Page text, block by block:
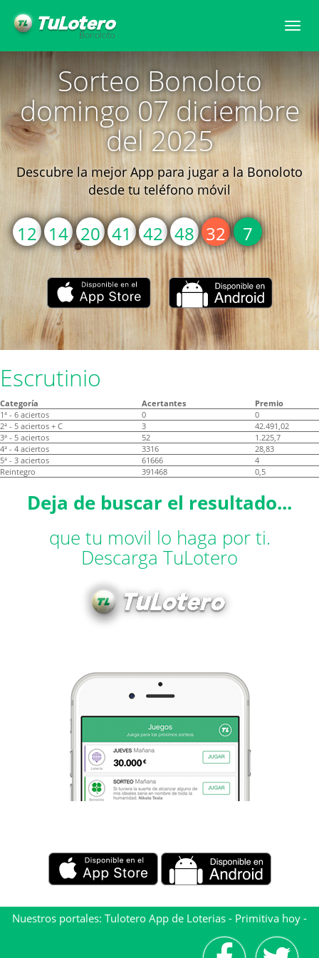
Sorteo Bonoloto
domingo 07 diciembre
del 2025
Descubre la mejor App para jugar a la Bonoloto
desde tu teléfono móvil
12 14 20 41 42 48 32 7
Escrutinio
Categoría Acertantes
Premio
1ª - 6 aciertos
0
0
2ª - 5 aciertos + C
3
42.491,02
3ª - 5 aciertos
52
1.225,7
4ª - 4 aciertos
3316
28,83
5ª - 3 aciertos
61666
4
Reintegro
391468 0,5
Deja de buscar el resultado...
que tu movil lo haga por ti.
Descarga TuLotero
Nuestros portales: Tulotero App de Loterias - Primitiva hoy -